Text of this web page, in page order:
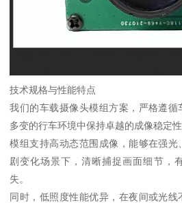
技术规格与性能特点
我们的车载摄像头模组方案，严格遵
多变的行车环境中保持卓越的成像稳定性
模组支持高动态范围成像，能够在强光
剧变化场景下，清晰捕捉画面细节，
失。
同时，低照度性能优异，在夜间或光